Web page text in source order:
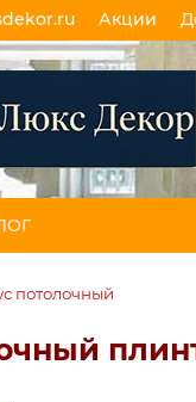
Акции
потолочный